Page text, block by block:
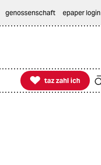
genossenschaft epaper login

taz zahl ich
taz zahl ich